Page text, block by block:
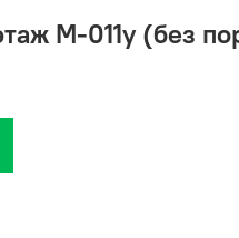
М-011у (без